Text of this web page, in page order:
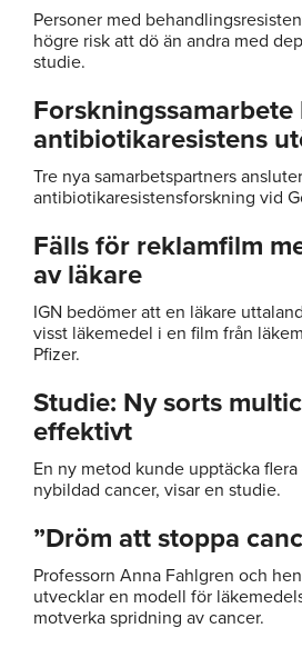
Personer med
högre risk att dö än andra med
studie.
Forskningssamarbete
antibiotikaresistens
Tre nya samarbetspartners
antibiotikaresistensforskning vid
Fälls för reklamfilm
av läkare
IGN bedömer att en läkare
visst läkemedel i en film från
Pfizer.
Studie: Ny sorts
effektivt
En ny metod kunde upptäcka
nybildad cancer, visar en studie.
”Dröm att stoppa
Professorn Anna Fahlgren och
utvecklar en modell för
motverka spridning av cancer.